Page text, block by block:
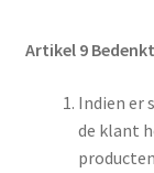
Artikel 9
Indien er
de klant